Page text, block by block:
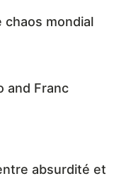
chaos mondial
and Franc
absurdité et